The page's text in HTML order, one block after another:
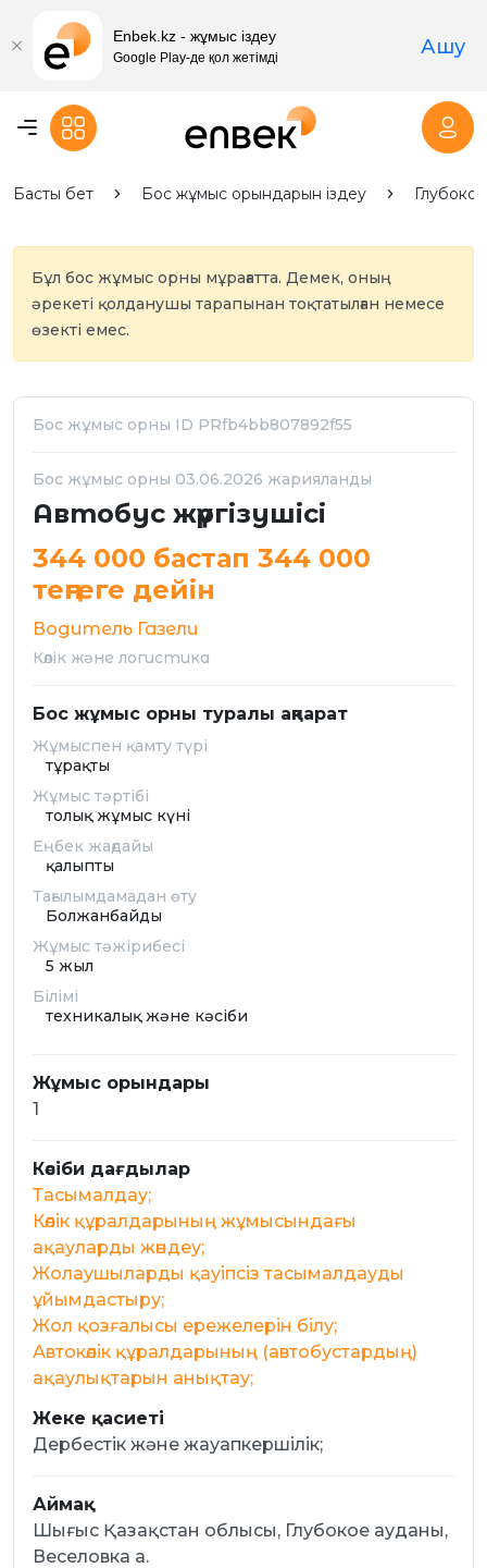
Басты бет Бос жұмыс орындарын іздеу
Бұл бос жұмыс орны мұрағатта. Демек, оның
әрекеті қолданушы тарапынан тоқтатылған немесе
өзекті емес.
Бос жұмыс орны ID PRfb4bb807892f55
Бос жұмыс орны 03.06.2026 жарияланды
Автобус жүргізушісі
344 000 бастап 344 000
теңгеге дейін
Водитель Газели
Көлік және логистика
Бос жұмыс орны туралы ақпарат
Жұмыспен қамту түрі
тұрақты
Жұмыс тәртібі
толық жұмыс күні
Еңбек жағдайы
қалыпты
Тағылымдамадан өту
Болжанбайды
Жұмыс тәжірибесі
5 жыл
Білімі
техникалық және кәсіби
Жұмыс орындары
1
Кәсіби дағдылар
Тасымалдау;
Көлік құралдарының жұмысындағы
ақауларды жөндеу;
Жолаушыларды қауіпсіз тасымалдауды
ұйымдастыру;
Жол қозғалысы ережелерін білу;
Автокөлік құралдарының (автобустардың)
ақаулықтарын анықтау;
Жеке қасиеті
Дербестік және жауапкершілік;
Аймақ
Шығыс Қазақстан облысы, Глубокое ауданы,
Веселовка а.
Enbek.kz - жұмыс іздеу
Google Play-де қол жетімді Ашу